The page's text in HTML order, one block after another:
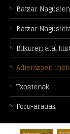
CONTEXTUAL
Batzar
Batzar
Bilkuren atal
Adierazpen
Txostenak
Foru-arauak